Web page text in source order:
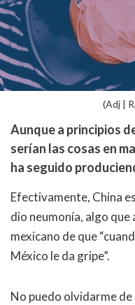
(Adj |
Aunque a principios
serían las cosas en
ha seguido
Efectivamente, China
dio neumonía, algo que
mexicano de que
México le da gripe”.
No puedo olvidarme de